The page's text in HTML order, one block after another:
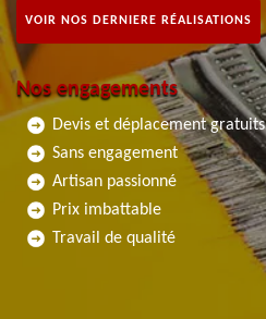
VOIR NOS DERNIERE RÉALISATIONS
Nos engagements
Devis et déplacement gratuits
Sans engagement
Artisan passionné
Prix imbattable
Travail de qualité